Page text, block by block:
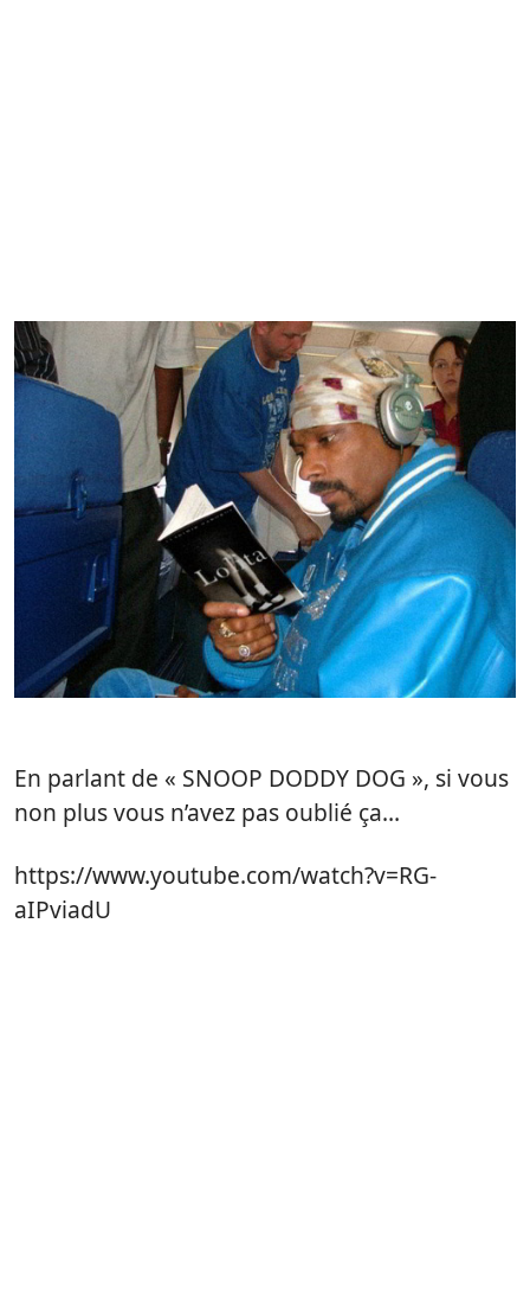
En parlant de « SNOOP DODDY DOG », si vous
non plus vous n’avez pas oublié ça…
https://www.youtube.com/watch?v=RG-
aIPviadU